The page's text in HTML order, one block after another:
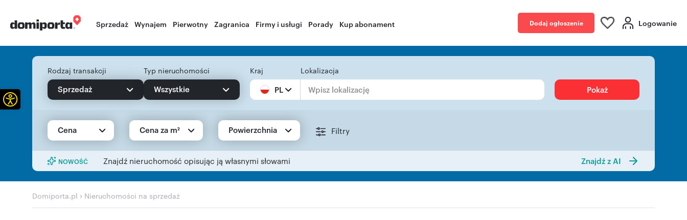
Sprzedaż Wynajem Pierwotny Zagranica Firmy i usługi Porady Kup abonament Dodaj ogłoszenie Logowanie
Rodzaj transakcji
Sprzedaż
Typ nieruchomości
Wszystkie
Kraj
PL
Lokalizacja
Pokaż
Cena Cena za m² Powierzchnia Filtry
NOWOŚĆ Znajdź nieruchomość opisując ją własnymi słowami Znajdź z AI
Domiporta.pl › Nieruchomości na sprzedaż
Otwórz pasek narzędzi